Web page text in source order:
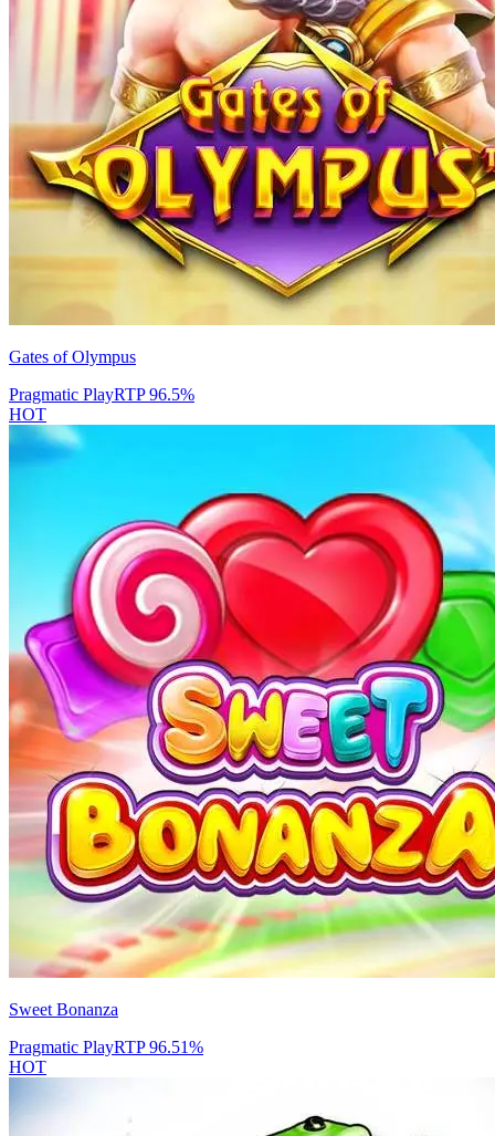
Gates of Olympus
Pragmatic PlayRTP96.5%
HOT
Sweet Bonanza
Pragmatic PlayRTP96.51%
HOT